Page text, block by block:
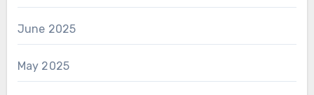
June 2025
May 2025